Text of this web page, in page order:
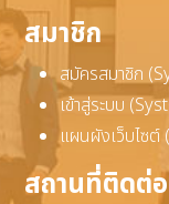
สมาชิก
สมัครสมาชิก
เข้าสู่ระบบ
แผนผังเว็บไซต์
สถานที่ติดต่